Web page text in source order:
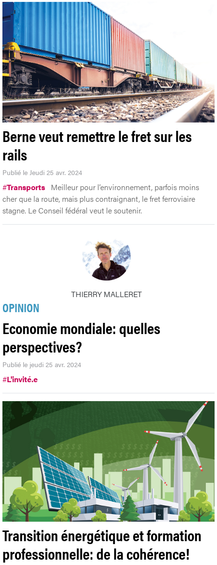
Berne veut remettre le fret sur les
rails
Publié le Jeudi 25 avr. 2024
#Transports Meilleur pour l’environnement, parfois moins
cher que la route, mais plus contraignant, le fret ferroviaire
stagne. Le Conseil fédéral veut le soutenir.
THIERRY MALLERET
OPINION
Economie mondiale: quelles
perspectives?
Publié le jeudi 25 avr. 2024
#L'invité.e
Transition énergétique et formation
professionnelle: de la cohérence!